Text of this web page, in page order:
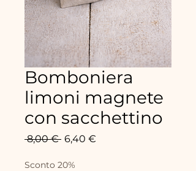
Bomboniera
limoni magnete
con sacchettino
8,00 € Prix
6,40 €
Sconto 20%